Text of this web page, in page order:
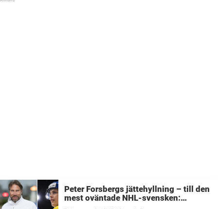
Peter Forsbergs jättehyllning – till den
mest oväntade NHL-svensken:
”Spelstil som tilltalar mig”